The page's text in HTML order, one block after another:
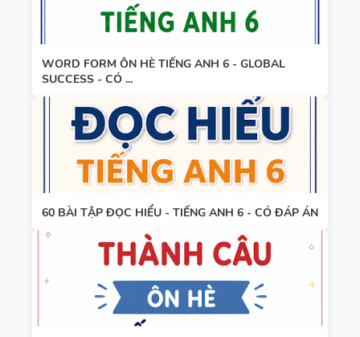
WORD FORM ÔN HÈ TIẾNG ANH 6 - GLOBAL
SUCCESS - CÓ ...
60 BÀI TẬP ĐỌC HIỂU - TIẾNG ANH 6 - CÓ ĐÁP ÁN